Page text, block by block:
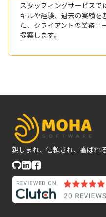
スタッフィングサービスで
キルや経験、過去の実績を
た、クライアントの業務ニ
提案します。
親しまれ、信頼され、喜ばれる